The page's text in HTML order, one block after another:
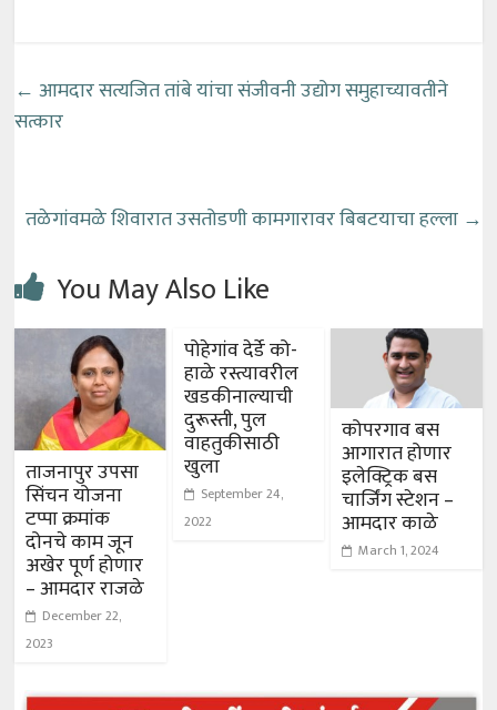
← आमदार सत्यजित तांबे यांचा संजीवनी उद्योग समुहाच्यावतीने
सत्कार
तळेगांवमळे शिवारात उसतोडणी कामगारावर बिबटयाचा हल्ला →
You May Also Like
ताजनापुर उपसा
सिंचन योजना
टप्पा क्रमांक
दोनचे काम जून
अखेर पूर्ण होणार
– आमदार राजळे
December 22,
2023
पोहेगांव देर्डे को-
हाळे रस्त्यावरील
खडकीनाल्याची
दुरूस्ती, पुल
वाहतुकीसाठी
खुला
September 24,
2022
कोपरगाव बस
आगारात होणार
इलेक्ट्रिक बस
चार्जिंग स्टेशन –
आमदार काळे
March 1, 2024